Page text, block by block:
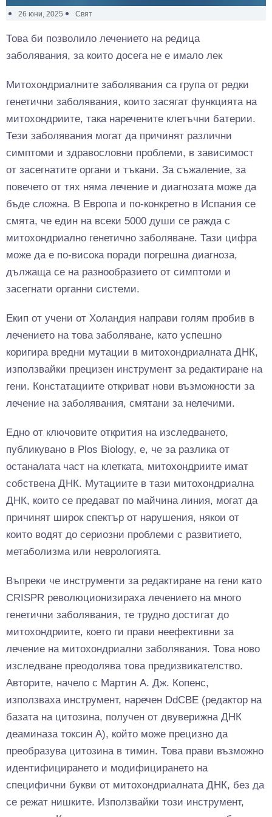
26 юни, 2025 Свят
Това би позволило лечението на редица
заболявания, за които досега не е имало лек
Митохондриалните заболявания са група от редки
генетични заболявания, които засягат функцията на
митохондриите, така наречените клетъчни батерии.
Тези заболявания могат да причинят различни
симптоми и здравословни проблеми, в зависимост
от засегнатите органи и тъкани. За съжаление, за
повечето от тях няма лечение и диагнозата може да
бъде сложна. В Европа и по-конкретно в Испания се
смята, че един на всеки 5000 души се ражда с
митохондриално генетично заболяване. Тази цифра
може да е по-висока поради погрешна диагноза,
дължаща се на разнообразието от симптоми и
засегнати органни системи.
Екип от учени от Холандия направи голям пробив в
лечението на това заболяване, като успешно
коригира вредни мутации в митохондриалната ДНК,
използвайки прецизен инструмент за редактиране на
гени. Констатациите откриват нови възможности за
лечение на заболявания, смятани за нелечими.
Едно от ключовите открития на изследването,
публикувано в Plos Biology, е, че за разлика от
останалата част на клетката, митохондриите имат
собствена ДНК. Мутациите в тази митохондриална
ДНК, които се предават по майчина линия, могат да
причинят широк спектър от нарушения, някои от
които водят до сериозни проблеми с развитието,
метаболизма или неврологията.
Въпреки че инструменти за редактиране на гени като
CRISPR революционизираха лечението на много
генетични заболявания, те трудно достигат до
митохондриите, което ги прави неефективни за
лечение на митохондриални заболявания. Това ново
изследване преодолява това предизвикателство.
Авторите, начело с Мартин А. Дж. Копенс,
използваха инструмент, наречен DdCBE (редактор на
базата на цитозина, получен от двуверижна ДНК
деаминаза токсин А), който може прецизно да
преобразува цитозина в тимин. Това прави възможно
идентифицирането и модифицирането на
специфични букви от митохондриалната ДНК, без да
се режат нишките. Използвайки този инструмент,